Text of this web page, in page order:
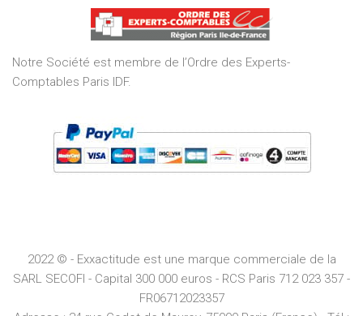
of
5
Notre Société est membre de l’Ordre des Experts-
Comptables Paris IDF.
2022 © - Exxactitude est une marque commerciale de la
SARL SECOFI - Capital 300 000 euros - RCS Paris 712 023 357 -
FR06712023357